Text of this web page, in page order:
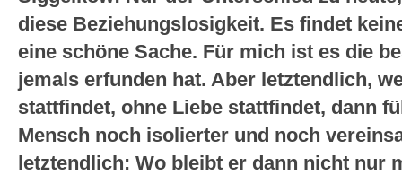
diese Beziehungslosigkeit. Es findet
eine schöne Sache. Für mich ist es die
jemals erfunden hat. Aber letztendlich,
stattfindet, ohne Liebe stattfindet, dann
Mensch noch isolierter und noch
letztendlich: Wo bleibt er dann nicht nur